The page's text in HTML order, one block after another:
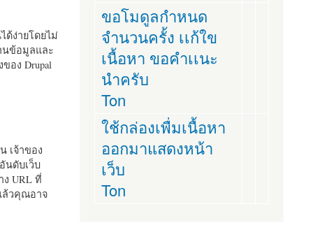
ด้ง่ายโดยไม่
นข้อมูลและ
อง Drupal
เจ้าของ
นดับเว็บ
URL ที่
ล้วคุณอาจ
ขอโมดูลกำหนด
จำนวนครั้ง เเก้ใข
เนื้อหา ขอคำเเนะ
นำครับ
Ton
ใช้กล่องเพื่มเนื้อหา
ออกมาแสดงหน้า
เว็บ
Ton